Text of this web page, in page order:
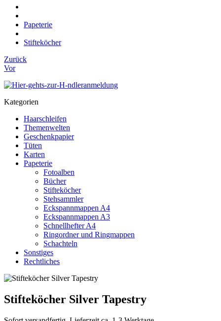
Papeterie
Stifteköcher
Zurück
Vor
Kategorien
Haarschleifen
Themenwelten
Geschenkpapier
Tüten
Karten
Papeterie
Fotoalben
Bücher
Stifteköcher
Stehsammler
Eckspannmappen A4
Eckspannmappen A3
Schnellhefter A4
Ringordner und Ringmappen
Schachteln
Sonstiges
Rechtliches
Stifteköcher Silver Tapestry